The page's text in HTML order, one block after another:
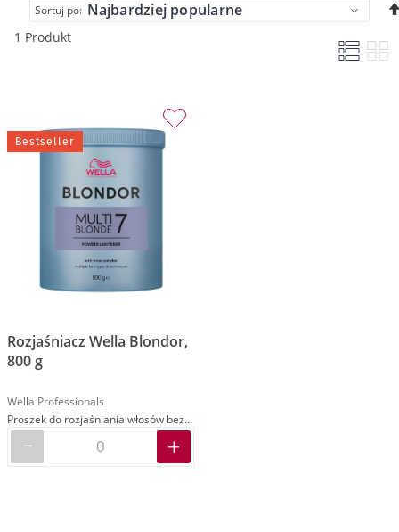
1 Produkt
Sortuj po:
Bestseller
Rozjaśniacz Wella Blondor,
800 g
Wella Professionals
Proszek do rozjaśniania włosów bez użycia folii